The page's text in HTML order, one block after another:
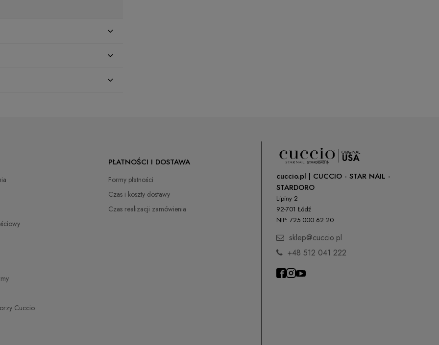
PŁATNOŚCI I DOSTAWA
Formy płatności
Czas i koszty dostawy
Czas realizacji zamówienia
Cuccio
cuccio.pl | CUCCIO - STAR NAIL -
STARDORO
Lipiny 2
92-701 Łódź
NIP: 725 000 62 20
sklep@cuccio.pl
+48 512 041 222